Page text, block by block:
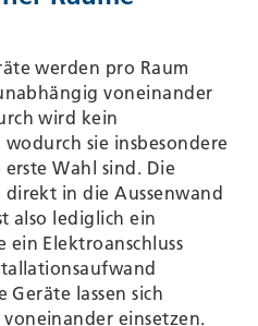
werden pro Raum
voneinander
wird kein
sie insbesondere
Wahl sind. Die
in die Aussenwand
also lediglich ein
ein Elektroanschluss
lassen sich
einsetzen.